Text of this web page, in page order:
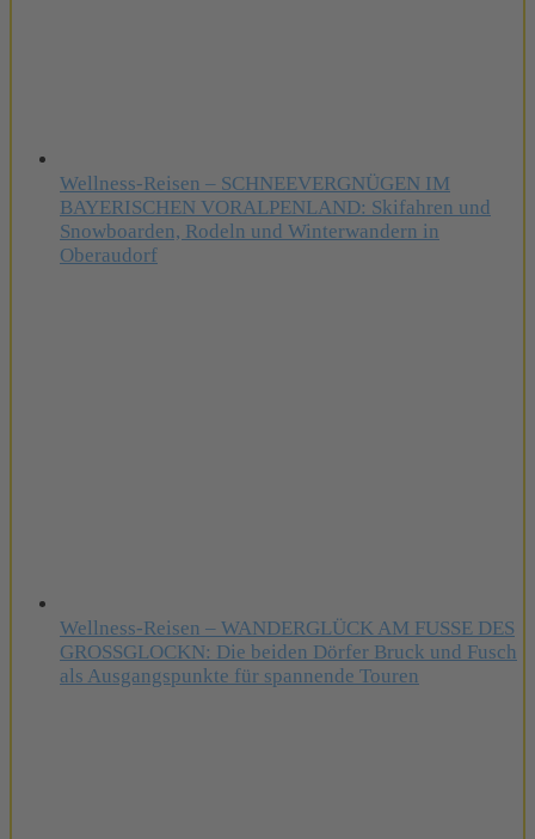
Wellness-Reisen – SCHNEEVERGNÜGEN IM
BAYERISCHEN VORALPENLAND: Skifahren und
Snowboarden, Rodeln und Winterwandern in
Oberaudorf
Wellness-Reisen – WANDERGLÜCK AM FUSSE DES
GROSSGLOCKN: Die beiden Dörfer Bruck und Fusch
als Ausgangspunkte für spannende Touren